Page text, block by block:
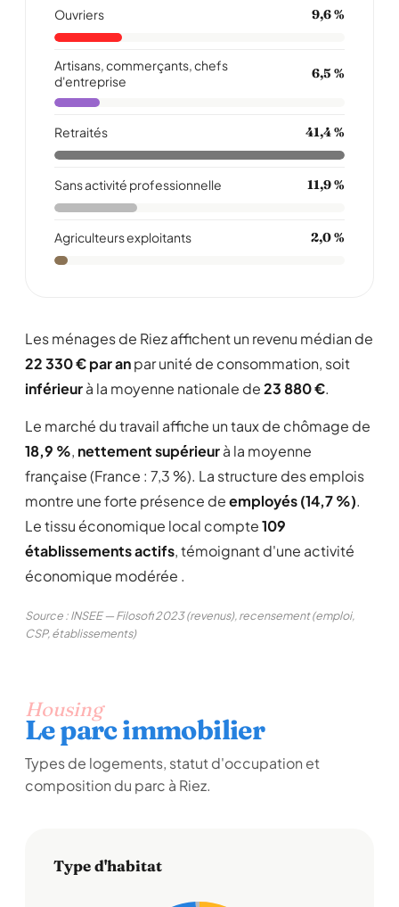
Ouvriers 9,6 %
Artisans, commerçants, chefs
d'entreprise
6,5 %
Retraités 41,4 %
Sans activité professionnelle 11,9 %
Agriculteurs exploitants 2,0 %
Les ménages de Riez affichent un revenu médian de
22 330 € par anpar unité de consommation, soit
inférieurà la moyenne nationale de23 880 €.
Le marché du travail affiche un taux de chômage de
18,9 %, nettement supérieurà la moyenne
française (France : 7,3 %). La structure des emplois
montre une forte présence deemployés (14,7 %).
Le tissu économique local compte109
établissements actifs, témoignant d'une activité
économique modérée .
Source : INSEE — Filosofi 2023 (revenus), recensement (emploi,
CSP, établissements)
Housing
Le parc immobilier
Types de logements, statut d'occupation et
composition du parc à Riez.
Type d'habitat